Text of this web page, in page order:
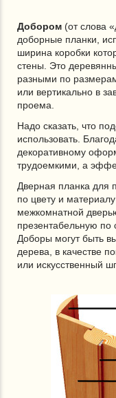
Добором (от слова
доборные планки,
ширина коробки
стены. Это
разными по
или вертикально в
проема.
Надо сказать, что
использовать.
декоративному
трудоемкими, а
Дверная планка для
по цвету и
межкомнатной
презентабельную по
Доборы могут быть
дерева, в качестве
или искусственный